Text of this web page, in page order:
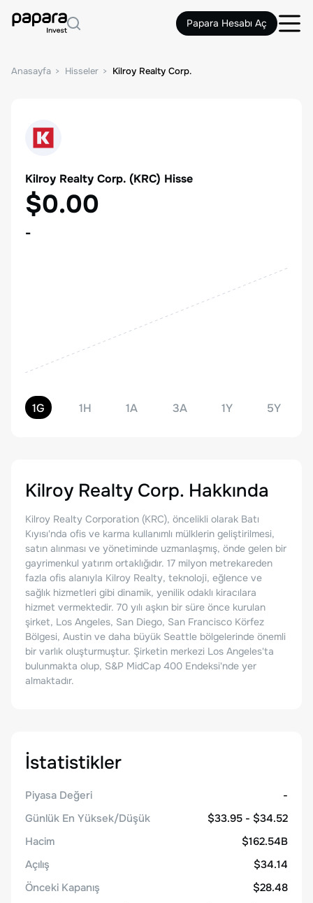
Papara Hesabı Aç
Anasayfa Hisseler Kilroy Realty Corp.
Kilroy Realty Corp. (KRC) Hisse
$0.00
-
1G 1H 1A 3A 1Y 5Y
Kilroy Realty Corp. Hakkında
Kilroy Realty Corporation (KRC), öncelikli olarak Batı
Kıyısı'nda ofis ve karma kullanımlı mülklerin geliştirilmesi,
satın alınması ve yönetiminde uzmanlaşmış, önde gelen bir
gayrimenkul yatırım ortaklığıdır. 17 milyon metrekareden
fazla ofis alanıyla Kilroy Realty, teknoloji, eğlence ve
sağlık hizmetleri gibi dinamik, yenilik odaklı kiracılara
hizmet vermektedir. 70 yılı aşkın bir süre önce kurulan
şirket, Los Angeles, San Diego, San Francisco Körfez
Bölgesi, Austin ve daha büyük Seattle bölgelerinde önemli
bir varlık oluşturmuştur. Şirketin merkezi Los Angeles'ta
bulunmakta olup, S&P MidCap 400 Endeksi'nde yer
almaktadır.
İstatistikler
Piyasa Değeri
-
Günlük En Yüksek/Düşük
$33.95 - $34.52
Hacim
$162.54B
Açılış
$34.14
Önceki Kapanış
$28.48